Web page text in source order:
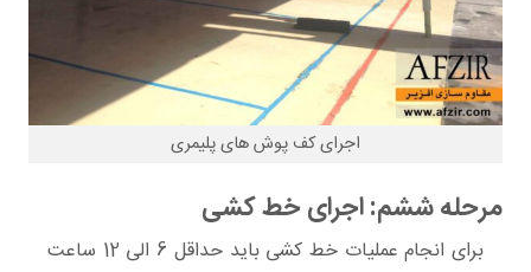
اجرای کف پوش های پلیمری
مرحله ششم: اجرای خط کشی
برای انجام عملیات خط کشی باید حداقل 6 الی 12 ساعت